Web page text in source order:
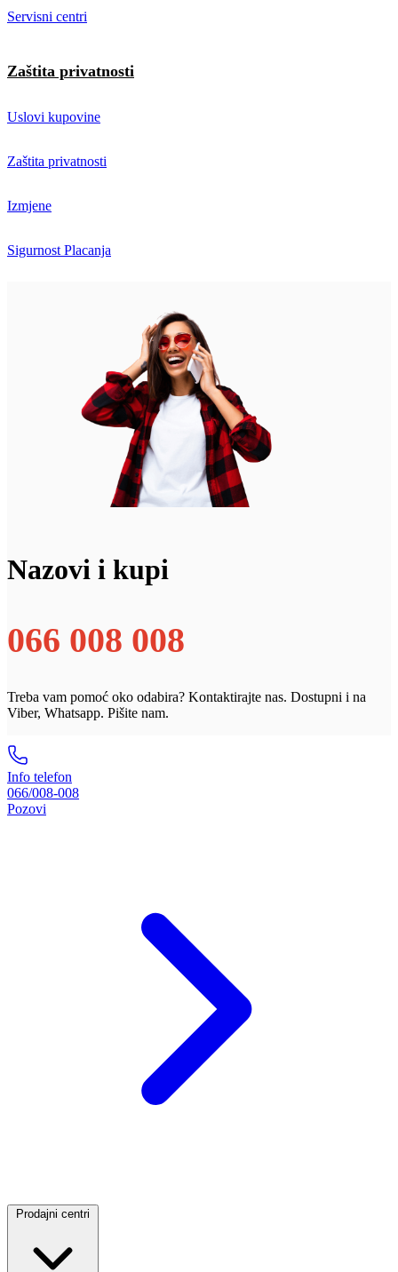
Servisni centri
Zaštita privatnosti
Uslovi kupovine
Zaštita privatnosti
Izmjene
Sigurnost Placanja
Nazovi i kupi
066 008 008
Treba vam pomoć oko odabira? Kontaktirajte nas. Dostupni i na
Viber, Whatsapp. Pišite nam.
Info telefon
066/008-008
Pozovi
Prodajni centri